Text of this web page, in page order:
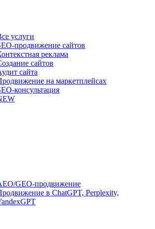
услуги
продвижение сайтов
реклама
сайтов
сайта
на маркетплейсах
консультация
GEO-продвижение
в ChatGPT, Perplexity,